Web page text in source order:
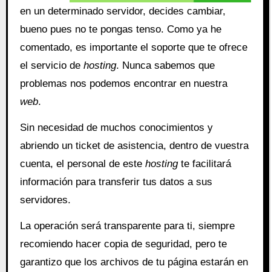
en un determinado servidor, decides cambiar,
bueno pues no te pongas tenso. Como ya he
comentado, es importante el soporte que te ofrece
el servicio de hosting. Nunca sabemos que
problemas nos podemos encontrar en nuestra
web.
Sin necesidad de muchos conocimientos y
abriendo un ticket de asistencia, dentro de vuestra
cuenta, el personal de este hostingte facilitará
información para transferir tus datos a sus
servidores.
La operación será transparente para ti, siempre
recomiendo hacer copia de seguridad, pero te
garantizo que los archivos de tu página estarán en